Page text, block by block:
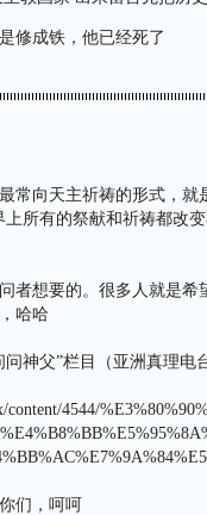
修成铁，他已经死了
常向天主祈祷的形式，
上所有的祭献和祈祷都改
者想要的。很多人就是
哈哈
问神父”栏目（亚洲真理
content/4544/
们，呵呵